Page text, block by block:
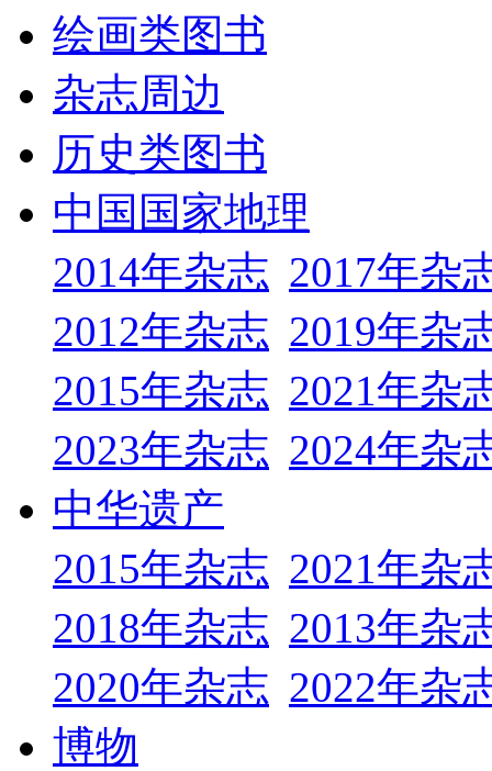
绘画类图书
杂志周边
历史类图书
中国国家地理
2014年杂志 2017年杂
2012年杂志 2019年杂
2015年杂志 2021年杂
2023年杂志 2024年杂
中华遗产
2015年杂志 2021年杂
2018年杂志 2013年杂
2020年杂志 2022年杂
博物